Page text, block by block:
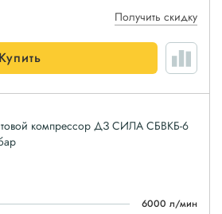
Получить скидку
Купить
компрессор ДЗ СИЛА СБВКБ-6
6000 л/мин